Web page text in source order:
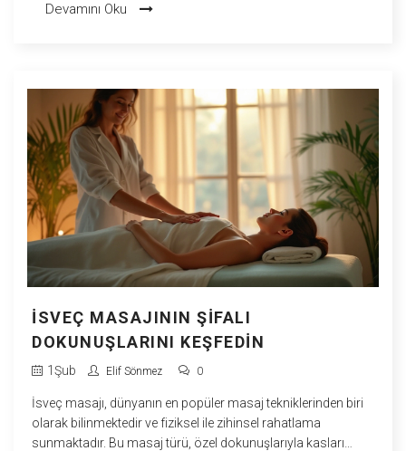
hayatın getirdiği yüklerden arınmanıza yardımcı olur. Ayrıca,
Devamını Oku
İSVEÇ MASAJININ ŞIFALI
DOKUNUŞLARINI KEŞFEDIN
1Şub Elif Sönmez 0
İsveç masajı, dünyanın en popüler masaj tekniklerinden biri
olarak bilinmektedir ve fiziksel ile zihinsel rahatlama
sunmaktadır. Bu masaj türü, özel dokunuşlarıyla kasları